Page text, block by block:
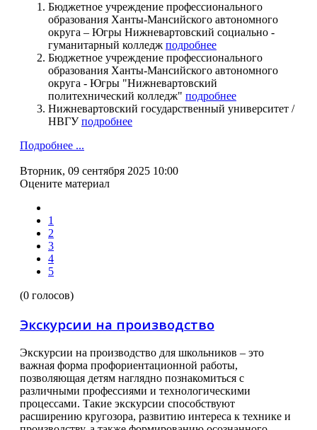
Бюджетное учреждение профессионального
образования Ханты-Мансийского автономного
округа – Югры Нижневартовский социально -
гуманитарный колледж подробнее
Бюджетное учреждение профессионального
образования Ханты-Мансийского автономного
округа - Югры "Нижневартовский
политехнический колледж" подробнее
Нижневартовский государственный университет /
НВГУподробнее
Подробнее ...
Вторник, 09 сентября 2025 10:00
Оцените материал
1
2
3
4
5
(0 голосов)
Экскурсии на производство
Экскурсии на производство для школьников – это
важная форма профориентационной работы,
позволяющая детям наглядно познакомиться с
различными профессиями и технологическими
процессами. Такие экскурсии способствуют
расширению кругозора, развитию интереса к технике и